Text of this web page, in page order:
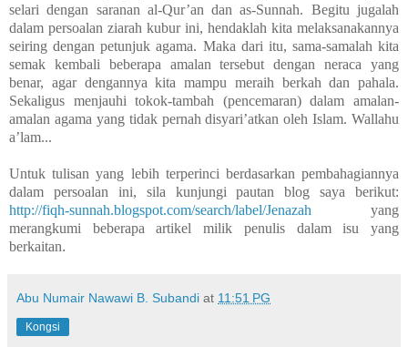
selari dengan saranan al-Qur’an dan as-Sunnah. Begitu jugalah
dalam persoalan ziarah kubur ini, hendaklah kita melaksanakannya
seiring dengan petunjuk agama. Maka dari itu, sama-samalah kita
semak kembali beberapa amalan tersebut dengan neraca yang
benar, agar dengannya kita mampu meraih berkah dan pahala.
Sekaligus menjauhi tokok-tambah (pencemaran) dalam amalan-
amalan agama yang tidak pernah disyari’atkan oleh Islam. Wallahu
a’lam...
Untuk tulisan yang lebih terperinci berdasarkan pembahagiannya
dalam persoalan ini, sila kunjungi pautan blog saya berikut:
http://fiqh-sunnah.blogspot.com/search/label/Jenazah yang
merangkumi beberapa artikel milik penulis dalam isu yang
berkaitan.
Abu Numair Nawawi B. Subandi at 11:51 PG
Kongsi